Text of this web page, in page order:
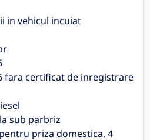
in vehicul incuiat
fara certificat de inregistrare
sub parbriz
priza domestica, 4